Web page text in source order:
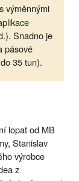
s výměnnými
Snadno je
pásové
35 tun).
lopat od MB
Stanislav
výrobce
z